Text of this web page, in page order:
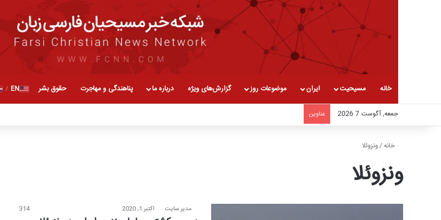
خانه مسیحیت ایران موضوعات روز گزارش‌های ویژه درباره ما پناهندگی و مهاجرت حقوق بشر EN
/
جمعه, آگوست 7 2026 عناوین
خانه/ونزوئلا
ونزوئلا
مدیر سایت اکتبر 1, 2020 314